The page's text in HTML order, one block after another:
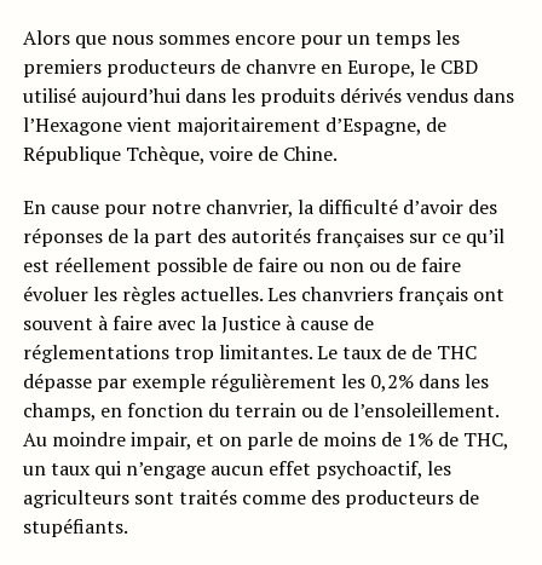
Alors que nous sommes encore pour un temps les
premiers producteurs de chanvre en Europe, le CBD
utilisé aujourd’hui dans les produits dérivés vendus dans
l’Hexagone vient majoritairement d’Espagne, de
République Tchèque, voire de Chine.
En cause pour notre chanvrier, la difficulté d’avoir des
réponses de la part des autorités françaises sur ce qu’il
est réellement possible de faire ou non ou de faire
évoluer les règles actuelles. Les chanvriers français ont
souvent à faire avec la Justice à cause de
réglementations trop limitantes. Le taux de de THC
dépasse par exemple régulièrement les 0,2% dans les
champs, en fonction du terrain ou de l’ensoleillement.
Au moindre impair, et on parle de moins de 1% de THC,
un taux qui n’engage aucun effet psychoactif, les
agriculteurs sont traités comme des producteurs de
stupéfiants.